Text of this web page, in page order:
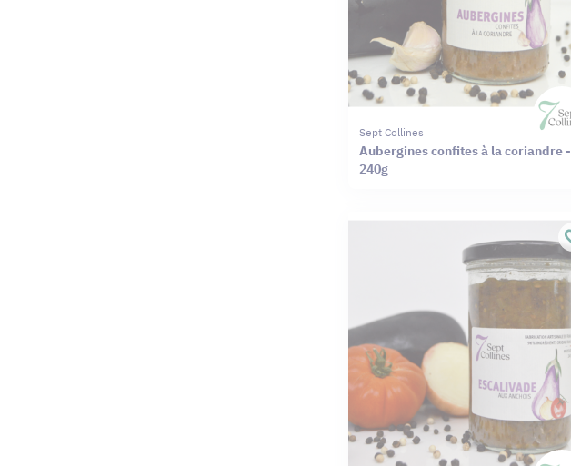
Sept Collines
Aubergines confites à la coriandre -
240g